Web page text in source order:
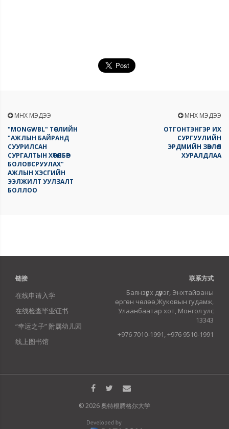
ӨМНӨХ МЭДЭЭ
"MONGWBL" ТӨСЛИЙН
"АЖЛЫН БАЙРАНД
СУУРИЛСАН
СУРГАЛТЫН ХӨТӨЛБӨР
БОЛОВСРУУЛАХ"
АЖЛЫН ХЭСГИЙН
ЭЭЛЖИЛТ УУЛЗАЛТ
БОЛЛОО
ӨМНӨХ МЭДЭЭ
ОТГОНТЭНГЭР ИХ
СУРГУУЛИЙН
ЭРДМИЙН ЗӨВЛӨЛ
ХУРАЛДЛАА
链接
在线申请入学
在线检查毕业证书
“幸运之子” 附属幼儿园
线上图书馆
联系方式
Баянзүрх дүүрэг, Энхтайваны
өргөн чөлөө,Жуковын гудамж,
Улаанбаатар хот, Монгол улс
13343
+976 7010-1991, +976 9510-1991
© 2026 奥特根腾格尔大学